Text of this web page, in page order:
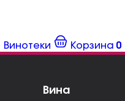
Винотеки Корзина 0
Вина